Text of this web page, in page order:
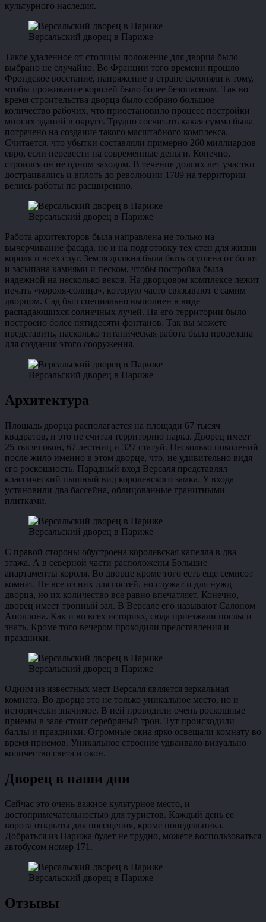
культурного наследия.
Версальский дворец в Париже
Такое удаленное от столицы положение для дворца было
выбрано не случайно. Во Франции того времени прошло
Фрондское восстание, напряжение в стране склоняли к тому,
чтобы проживание королей было более безопасным. Так во
время строительства дворца было собрано большое
количество рабочих, что приостановило процесс постройки
многих зданий в округе. Трудно сосчитать какая сумма была
потрачено на создание такого масштабного комплекса.
Считается, что убытки составляли примерно 260 миллиардов
евро, если перевести на современные деньги. Конечно,
строился он не одним заходом. В течение долгих лет участки
достраивались и вплоть до революции 1789 на территории
велись работы по расширению.
Версальский дворец в Париже
Работа архитекторов была направлена не только на
вычерчивание фасада, но и на подготовку тех стен для жизни
короля и всех слуг. Земля должна была быть осушена от болот
и засыпана камнями и песком, чтобы постройка была
надежной на несколько веков. На дворцовом комплексе лежит
печать «короля-солнца», которую часто связывают с самим
дворцом. Сад был специально выполнен в виде
распадающихся солнечных лучей. На его территории было
построено более пятидесяти фонтанов. Так вы можете
представить, насколько титаническая работа была проделана
для создания этого сооружения.
Версальский дворец в Париже
Архитектура
Площадь дворца располагается на площади 67 тысяч
квадратов, и это не считая территорию парка. Дворец имеет
25 тысяч окон, 67 лестниц и 327 статуй. Несколько поколений
после жило именно в этом дворце, что, не удивительно видя
его роскошность. Парадный вход Версаля представлял
классический пышный вид королевского замка. У входа
установили два бассейна, облицованные гранитными
плитками.
Версальский дворец в Париже
С правой стороны обустроена королевская капелла в два
этажа. А в северной части расположены Большие
апартаменты короля. Во дворце кроме того есть еще семисот
комнат. Не все из них для гостей, но служат и для нужд
дворца, но их количество все равно впечатляет. Конечно,
дворец имеет тронный зал. В Версале его называют Салоном
Аполлона. Как и во всех историях, сюда приезжали послы и
знать. Кроме того вечером проходили представления и
праздники.
Версальский дворец в Париже
Одним из известных мест Версаля является зеркальная
комната. Во дворце это не только уникальное место, но и
исторически значимое. В ней проводили очень роскошные
приемы в зале стоит серебряный трон. Тут происходили
баллы и праздники. Огромные окна ярко освещали комнату во
время приемов. Уникальное строение удваивало визуально
количество света и окон.
Дворец в наши дни
Сейчас это очень важное культурное место, и
достопримечательностью для туристов. Каждый день ее
ворота открыты для посещения, кроме понедельника.
Добраться из Парижа будет не трудно, можете воспользоваться
автобусом номер 171.
Версальский дворец в Париже
Отзывы